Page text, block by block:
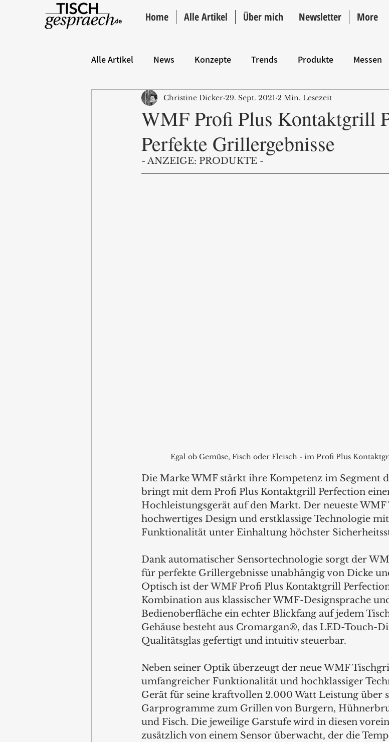
Home Alle Artikel Über mich Newsletter More
Alle Artikel News Konzepte Trends Produkte Messen
Hintergrund ANZEIGE Intro
WMF Profi Plus Kontaktgrill
Perfekte Grillergebnisse
Christine Dicker 29. Sept. 2021 2 Min. Lesezeit
- ANZEIGE: PRODUKTE -
Egal ob Gemüse, Fisch oder Fleisch - im Profi Plus
Die Marke WMF stärkt ihre Kompetenz im Segment
bringt mit dem Profi Plus Kontaktgrill Perfection
Hochleistungsgerät auf den Markt. Der neueste
hochwertiges Design und erstklassige Technologie
Funktionalität unter Einhaltung höchster
Dank automatischer Sensortechnologie sorgt der
für perfekte Grillergebnisse unabhängig von Dicke
Optisch ist der WMF Profi Plus Kontaktgrill
Kombination aus klassischer WMF-Designsprache
Bedienoberfläche ein echter Blickfang auf jedem
Gehäuse besteht aus Cromargan®, das LED-Touch-
Qualitätsglas gefertigt und intuitiv steuerbar.
Neben seiner Optik überzeugt der neue WMF
umfangreicher Funktionalität und hochklassiger
Gerät für seine kraftvollen 2.000 Watt Leistung über
Garprogramme zum Grillen von Burgern,
und Fisch. Die jeweilige Garstufe wird in diesen
zusätzlich von einem Sensor überwacht, der die